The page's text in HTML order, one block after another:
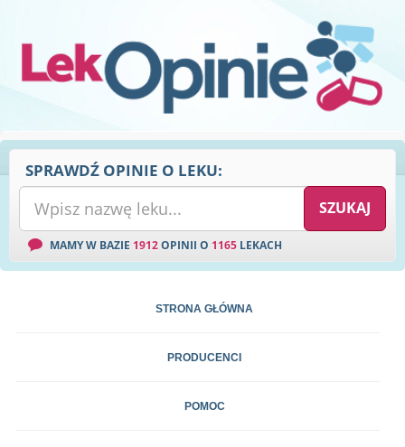
SPRAWDŹ OPINIE O LEKU:
MAMY W BAZIE 1912OPINII O 1165 LEKACH
STRONA GŁÓWNA
PRODUCENCI
POMOC